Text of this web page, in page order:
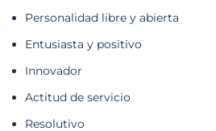
Personalidad libre y abierta
Entusiasta y positivo
Innovador
Actitud de servicio
Resolutivo